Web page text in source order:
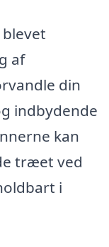
af
din
indbydende
kan
træet ved
i